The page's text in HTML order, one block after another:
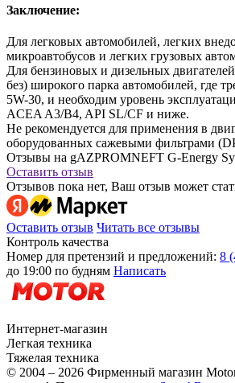
Заключение:
Для легковых автомобилей, легких
микроавтобусов и легких грузовых
Для бензиновых и дизельных
без) широкого парка автомобилей, где
5W-30, и необходим уровень
ACEA A3/B4, API SL/CF и ниже.
Не рекомендуется для применения в
оборудованных сажевыми фильтрами
Отзывы на gAZPROMNEFT G-Energy
Оставить отзыв
Отзывов пока нет, Ваш отзыв может
Оставить отзыв Читать все отзывы
Контроль качества
Номер для претензий и предложений: 8
до 19:00 по будням Написать
Интернет-магазин
Легкая техника
Тяжелая техника
© 2004 – 2026 Фирменный магазин